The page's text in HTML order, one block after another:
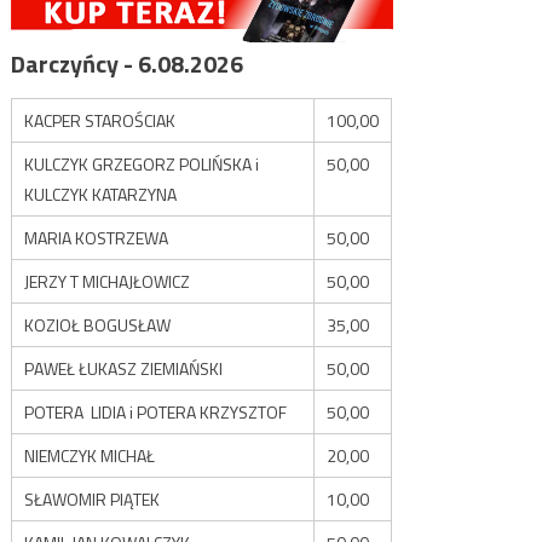
Darczyńcy - 6.08.2026
KACPER STAROŚCIAK
100,00
KULCZYK GRZEGORZ POLIŃSKA i
KULCZYK KATARZYNA
50,00
MARIA KOSTRZEWA
50,00
JERZY T MICHAJŁOWICZ
50,00
KOZIOŁ BOGUSŁAW
35,00
PAWEŁ ŁUKASZ ZIEMIAŃSKI
50,00
POTERA LIDIA i POTERA KRZYSZTOF
50,00
NIEMCZYK MICHAŁ
20,00
SŁAWOMIR PIĄTEK
10,00